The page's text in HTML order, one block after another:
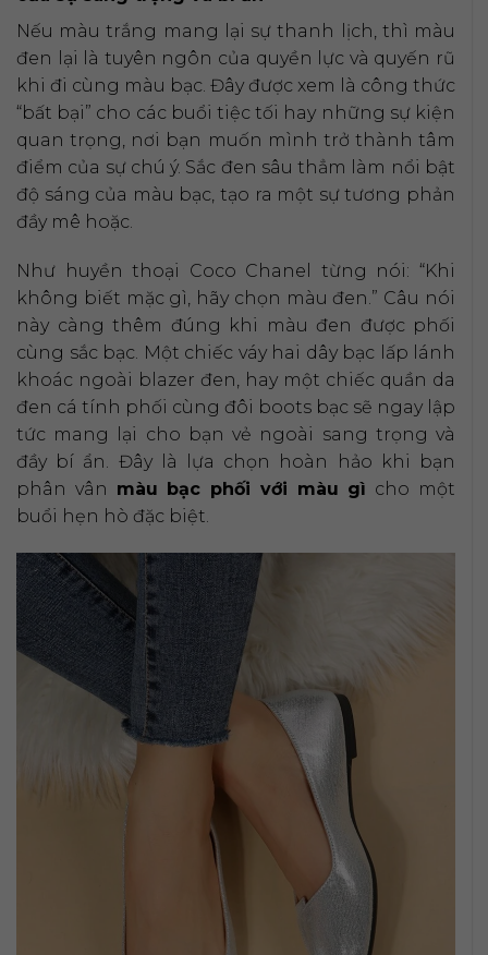
Nếu màu trắng mang lại sự thanh lịch, thì màu
đen lại là tuyên ngôn của quyền lực và quyến rũ
khi đi cùng màu bạc. Đây được xem là công thức
“bất bại” cho các buổi tiệc tối hay những sự kiện
quan trọng, nơi bạn muốn mình trở thành tâm
điểm của sự chú ý. Sắc đen sâu thẳm làm nổi bật
độ sáng của màu bạc, tạo ra một sự tương phản
đầy mê hoặc.
Như huyền thoại Coco Chanel từng nói: “Khi
không biết mặc gì, hãy chọn màu đen.” Câu nói
này càng thêm đúng khi màu đen được phối
cùng sắc bạc. Một chiếc váy hai dây bạc lấp lánh
khoác ngoài blazer đen, hay một chiếc quần da
đen cá tính phối cùng đôi boots bạc sẽ ngay lập
tức mang lại cho bạn vẻ ngoài sang trọng và
đầy bí ẩn. Đây là lựa chọn hoàn hảo khi bạn
phân vân màu bạc phối với màu gì cho một
buổi hẹn hò đặc biệt.